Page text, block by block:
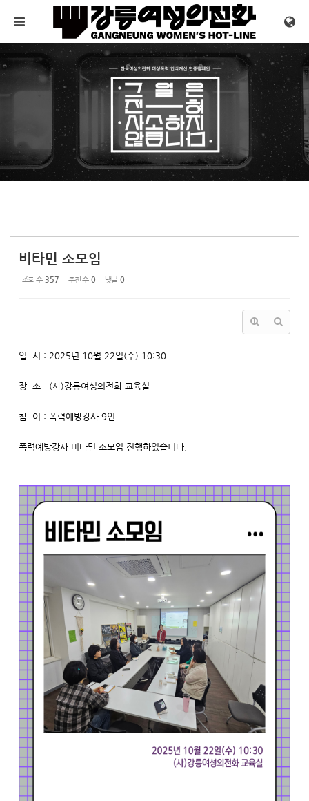
메뉴 건너뛰기
비타민 소모임
조회 수 357 추천 수 0 댓글 0
일 시 : 2025년 10월 22일(수) 10:30
장 소 : (사)강릉여성의전화 교육실
참 여 : 폭력예방강사 9인
폭력예방강사 비타민 소모임 진행하였습니다.